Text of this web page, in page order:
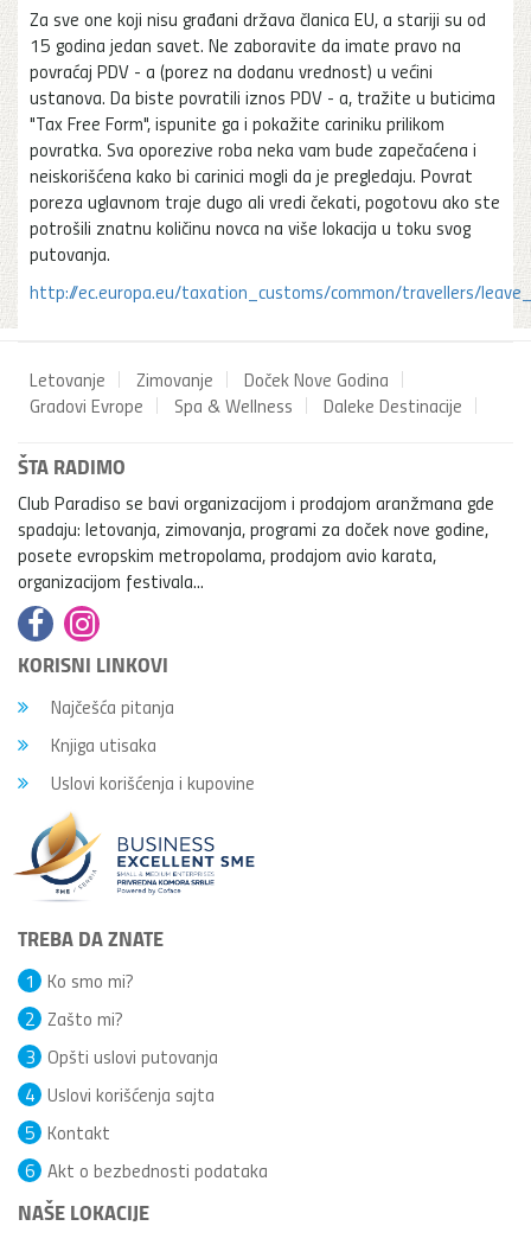
Za sve one koji nisu građani država članica EU, a stariji su od
15 godina jedan savet. Ne zaboravite da imate pravo na
povraćaj PDV - a (porez na dodanu vrednost) u većini
ustanova. Da biste povratili iznos PDV - a, tražite u buticima
"Tax Free Form", ispunite ga i pokažite cariniku prilikom
povratka. Sva oporezive roba neka vam bude zapečaćena i
neiskorišćena kako bi carinici mogli da je pregledaju. Povrat
poreza uglavnom traje dugo ali vredi čekati, pogotovu ako ste
potrošili znatnu količinu novca na više lokacija u toku svog
putovanja.
http://ec.europa.eu/taxation_customs/common/travellers/
Letovanje Zimovanje
Doček Nove Godina
Gradovi Evrope
Spa & Wellness Daleke Destinacije
ŠTA RADIMO
Club Paradiso se bavi organizacijom i prodajom aranžmana gde
spadaju: letovanja, zimovanja, programi za doček nove godine,
posete evropskim metropolama, prodajom avio karata,
organizacijom festivala...
KORISNI LINKOVI
Najčešća pitanja
Knjiga utisaka
Uslovi korišćenja i kupovine
TREBA DA ZNATE
Ko smo mi?
1
Zašto mi?
2
Opšti uslovi putovanja
3
Uslovi korišćenja sajta
4
Kontakt
5
Akt o bezbednosti podataka
6
NAŠE LOKACIJE